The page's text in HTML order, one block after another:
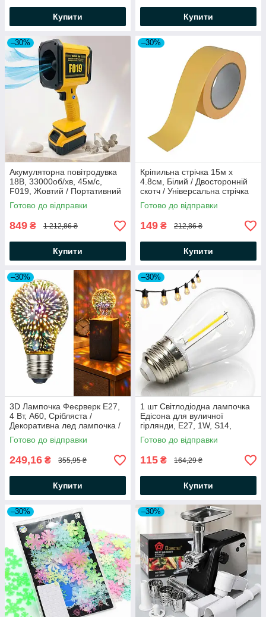
Купити Купити
–30%
Акумуляторна повітродувка
18В, 33000об/хв, 45м/с,
F019, Жовтий / Портативний
турбовентилятор / Ручний
повітродув акумуляторний
Готово до відправки
849 ₴ 1 212,86 ₴
Купити
–30%
Кріпильна стрічка 15м х
4.8см, Білий / Двосторонній
скотч / Універсальна стрічка
липка
Готово до відправки
149 ₴ 212,86 ₴
Купити
–30%
3D Лампочка Феєрверк Е27,
4 Вт, A60, Срібляста /
Декоративна лед лампочка /
Світлодіодна лампа в патрон
Готово до відправки
249,16 ₴ 355,95 ₴
Купити
–30%
1 шт Світлодіодна лампочка
Едісона для вуличної
гірлянди, E27, 1W, S14,
2700K, 80Lm, Прозорий /
Лампа для гірлянди
Готово до відправки
115 ₴ 164,29 ₴
Купити
–30% –30%